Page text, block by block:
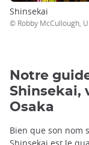
Shinsekai
© Robby McCullough,
Notre
Shinsekai,
Osaka
Bien que son nom
Shinsekai est le